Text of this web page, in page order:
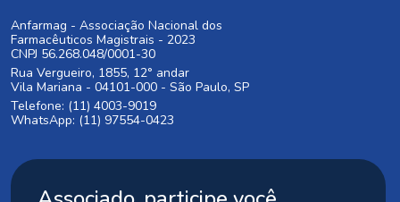
Anfarmag - Associação Nacional dos
Farmacêuticos Magistrais - 2023
CNPJ 56.268.048/0001-30
Rua Vergueiro, 1855, 12° andar
Vila Mariana - 04101-000 - São Paulo, SP
Telefone: (11) 4003-9019
WhatsApp: (11) 97554-0423